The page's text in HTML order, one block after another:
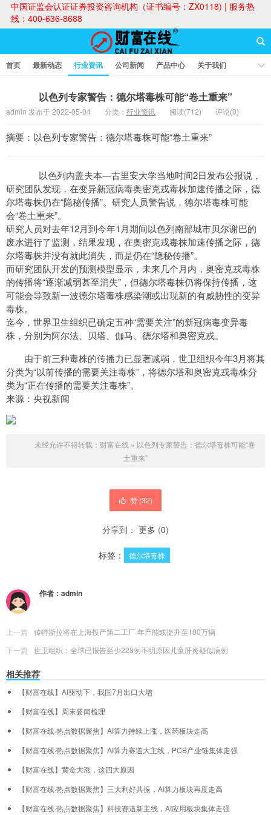
中国证监会认证证券投资咨询机构（证书编号：ZX0118) | 服务热
线：400-636-8688
首页 最新动态 行业资讯 公司新闻 产品中心
关于我们
以色列专家警告：德尔塔毒株可能“卷土重来”
admin 发布于 2022-05-04 分类： 行业资讯 阅读(712) 评论(0)
摘要：以色列专家警告：德尔塔毒株可能“卷土重来”
以色列内盖夫本—古里安大学当地时间2日发布公报说，
研究团队发现，在变异新冠病毒奥密克戎毒株加速传播之际，德
尔塔毒株仍在“隐秘传播”。研究人员警告说，德尔塔毒株可能
会“卷土重来”。
研究人员对去年12月到今年1月期间以色列南部城市贝尔谢巴的
废水进行了监测，结果发现，在奥密克戎毒株加速传播之际，德
尔塔毒株并没有就此消失，而是仍在“隐秘传播”。
而研究团队开发的预测模型显示，未来几个月内，奥密克戎毒株
的传播将“逐渐减弱甚至消失”，但德尔塔毒株仍将保持传播，这
可能会导致新一波德尔塔毒株感染潮或出现新的有威胁性的变异
毒株。
迄今，世界卫生组织已确定五种“需要关注”的新冠病毒变异毒
株，分别为阿尔法、贝塔、伽马、德尔塔和奥密克戎。
由于前三种毒株的传播力已显著减弱，世卫组织今年3月将其
分类为“以前传播的需要关注毒株”，将德尔塔和奥密克戎毒株分
类为“正在传播的需要关注毒株”。
来源：央视新闻
未经允许不得转载： 财富在线 » 以色列专家警告：德尔塔毒株可能“卷
土重来”
赞 (32)
分享到： 更多 (0)
标签： 德尔塔毒株
作者： admin
上一篇
传特斯拉将在上海投产第二工厂 年产能或提升至100万辆
下一篇
世卫组织：全球已报告至少228例不明原因儿童肝炎疑似病例
相关推荐
【财富在线】AI驱动下，我国7月出口大增
【财富在线】周末要闻梳理
【财富在线·热点数据聚焦】AI算力持续上涨，医药板块走高
【财富在线·热点数据聚焦】AI算力赛道大主线，PCB产业链集体走强
【财富在线】黄金大涨，这四大原因
【财富在线·热点数据聚焦】三大利好共振，AI算力板块再度走高
【财富在线·热点数据聚焦】科技赛道新主线，AI应用板块集体走强